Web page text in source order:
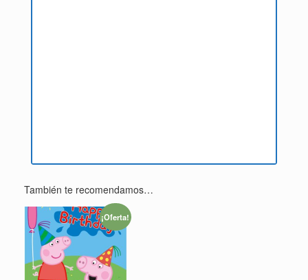
También te recomendamos…
¡Oferta!